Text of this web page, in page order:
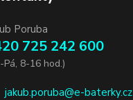
Poruba
725 242 600
Pá, 8-16 hod.)
jakub.poruba@e-baterky.cz